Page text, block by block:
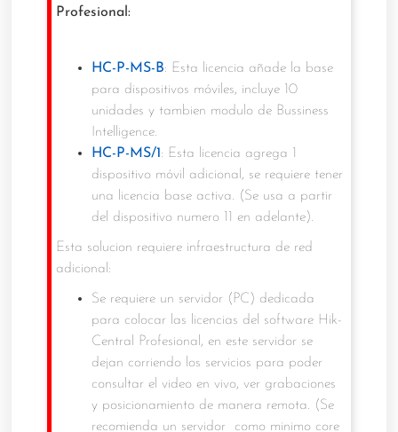
Profesional:
HC-P-MS-B: Esta licencia añade la base
para dispositivos móviles, incluye 10
unidades y tambien modulo de Bussiness
Intelligence.
HC-P-MS/1: Esta licencia agrega 1
dispositivo móvil adicional, se requiere tener
una licencia base activa. (Se usa a partir
del dispositivo numero 11 en adelante).
Esta solucion requiere infraestructura de red
adicional:
Se requiere un servidor (PC) dedicada
para colocar las licencias del software Hik-
Central Profesional, en este servidor se
dejan corriendo los servicios para poder
consultar el video en vivo, ver grabaciones
y posicionamiento de manera remota. (Se
recomienda un servidor como minimo core